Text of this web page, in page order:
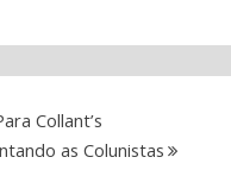
Collant’s
as Colunistas